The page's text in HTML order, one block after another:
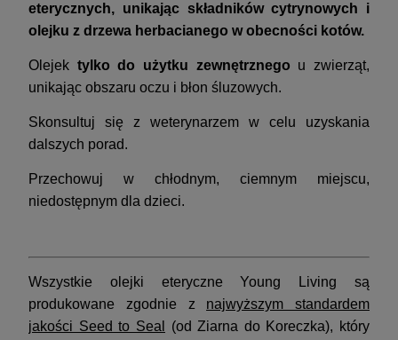
eterycznych, unikając składników cytrynowych i
olejku z drzewa herbacianego w obecności kotów.
Olejek tylko do użytku zewnętrznego u zwierząt,
unikając obszaru oczu i błon śluzowych.
Skonsultuj się z weterynarzem w celu uzyskania
dalszych porad.
Przechowuj w chłodnym, ciemnym miejscu,
niedostępnym dla dzieci.
Wszystkie olejki eteryczne Young Living są
produkowane zgodnie z najwyższym standardem
jakości Seed to Seal
(od Ziarna do Koreczka), który